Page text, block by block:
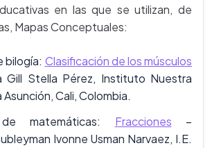
en las que se utilizan, de
Mapas Conceptuales:
bilogía: Clasificación de los músculos
Gill Stella Pérez, Instituto Nuestra
Asunción, Cali, Colombia.
matemáticas: Fracciones –
Ivonne Usman Narvaez, I.E.